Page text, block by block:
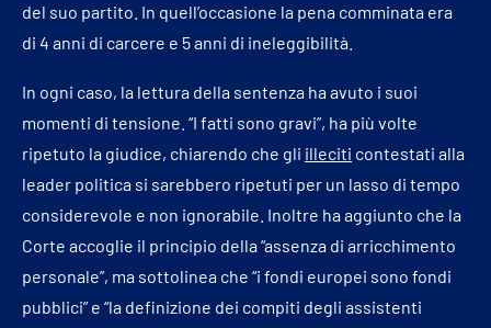
del suo partito. In quell’occasione la pena comminata era
di 4 anni di carcere e 5 anni di ineleggibilità.
In ogni caso, la lettura della sentenza ha avuto i suoi
momenti di tensione. “I fatti sono gravi”, ha più volte
ripetuto la giudice, chiarendo che gli illeciti contestati alla
leader politica si sarebbero ripetuti per un lasso di tempo
considerevole e non ignorabile. Inoltre ha aggiunto che la
Corte accoglie il principio della “assenza di arricchimento
personale”, ma sottolinea che “i fondi europei sono fondi
pubblici” e “la definizione dei compiti degli assistenti